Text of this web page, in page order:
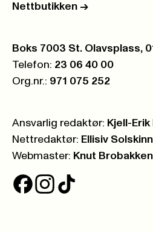
Nettbutikken ->
Postboks:
Boks 7003 St. Olavsplass,
Telefon: 23 06 40 00
Org.nr.: 971 075 252
Ansvarlig redaktør: Kjell-
Nettredaktør: Ellisiv
Webmaster: Knut Brobakken